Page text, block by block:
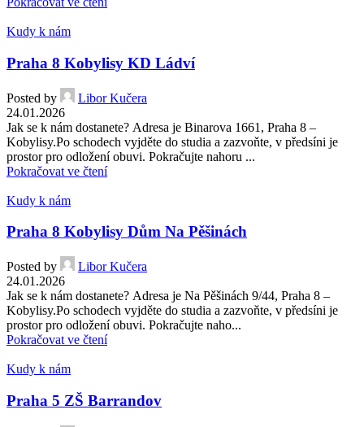
Kudy k nám
Praha 8 Kobylisy KD Ládví
Posted by
Libor Kučera
24.01.2026
Jak se k nám dostanete? Adresa je Binarova 1661, Praha 8 –
Kobylisy.Po schodech vyjděte do studia a zazvoňte, v předsíni je
prostor pro odložení obuvi. Pokračujte nahoru ...
Pokračovat ve čtení
Kudy k nám
Praha 8 Kobylisy Dům Na Pěšinách
Posted by
Libor Kučera
24.01.2026
Jak se k nám dostanete? Adresa je Na Pěšinách 9/44, Praha 8 –
Kobylisy.Po schodech vyjděte do studia a zazvoňte, v předsíni je
prostor pro odložení obuvi. Pokračujte naho...
Pokračovat ve čtení
Kudy k nám
Praha 5 ZŠ Barrandov